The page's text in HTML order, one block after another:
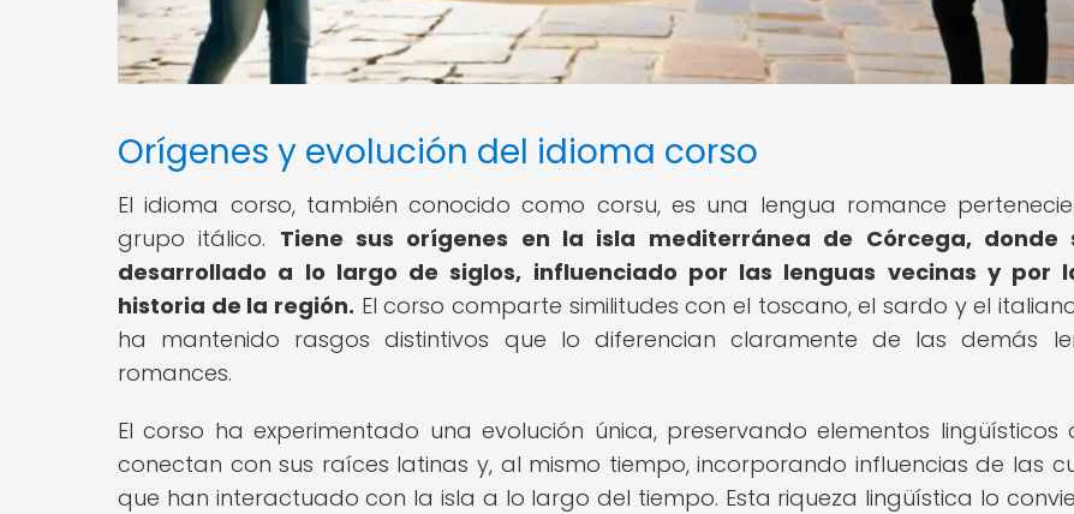
Orígenes y evolución del idioma corso
El idioma corso, también conocido como corsu, es una lengua romance
grupo itálico. Tiene sus orígenes en la isla mediterránea de Córcega, donde
desarrollado a lo largo de siglos, influenciado por las lenguas vecinas y por
historia de la región. El corso comparte similitudes con el toscano, el sardo y el
ha mantenido rasgos distintivos que lo diferencian claramente de las demás
romances.
El corso ha experimentado una evolución única, preservando elementos lingüísticos
conectan con sus raíces latinas y, al mismo tiempo, incorporando influencias de las
que han interactuado con la isla a lo largo del tiempo. Esta riqueza lingüística lo